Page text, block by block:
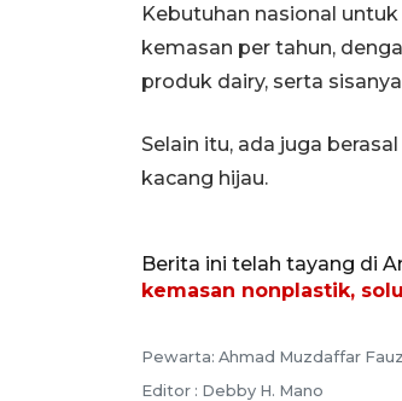
Kebutuhan nasional
kemasan per tahun,
produk dairy, serta
Selain itu, ada juga
kacang hijau.
Berita ini telah tayang di
kemasan nonplastik,
Pewarta: Ahmad Muzdaffar
Editor : Debby H. Mano